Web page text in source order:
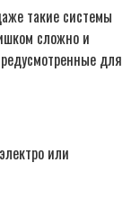
такие системы
сложно и
для
или